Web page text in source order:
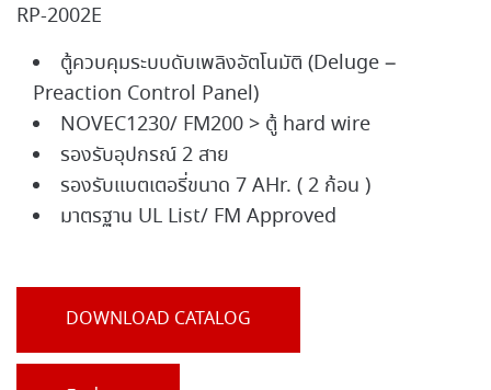
RP-2002E
ตู้ควบคุมระบบดับเพลิงอัตโนมัติ (Deluge –
Preaction Control Panel)
NOVEC1230/ FM200 > ตู้ hard wire
รองรับอุปกรณ์ 2 สาย
รองรับแบตเตอรี่ขนาด 7 AHr. ( 2 ก้อน )
มาตรฐาน UL List/ FM Approved
DOWNLOAD CATALOG